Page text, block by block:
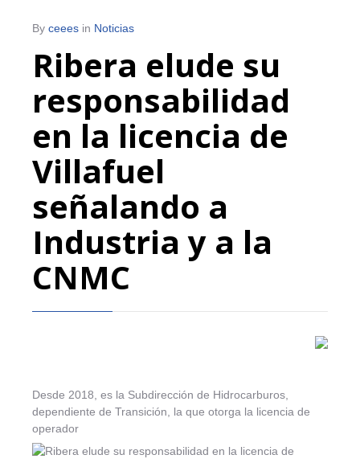
By ceees in Noticias
Ribera elude su
responsabilidad
en la licencia de
Villafuel
señalando a
Industria y a la
CNMC
Desde 2018, es la Subdirección de Hidrocarburos,
dependiente de Transición, la que otorga la licencia de
operador